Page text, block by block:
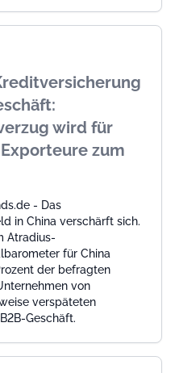
wird für
zum
- Das
in China verschärft sich.
Atradius-
für China
der befragten
von
verspäteten
Geschäft.